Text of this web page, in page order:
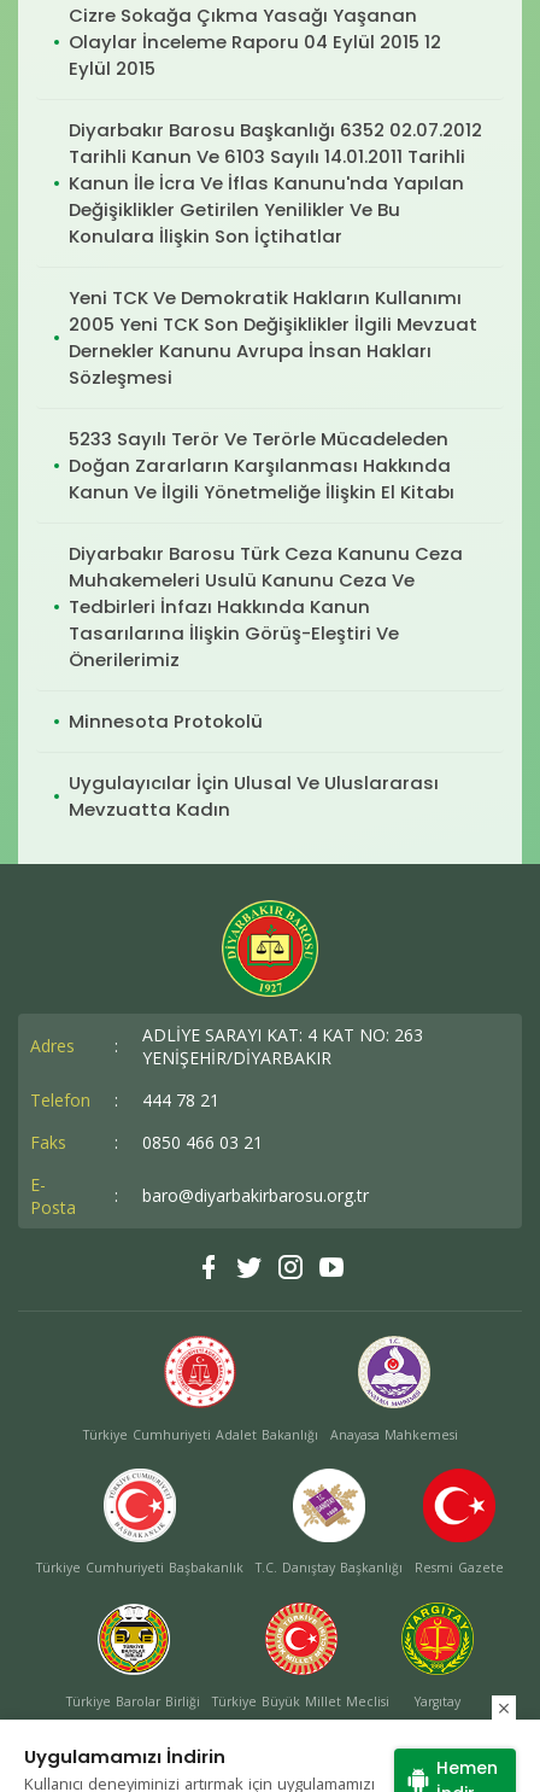
Uygulamamızı İndirin
Kullanıcı deneyiminizi artırmak için uygulamamızı
Hemen
Cizre Sokağa Çıkma Yasağı Yaşanan
Olaylar İnceleme Raporu 04 Eylül 2015 12
Eylül 2015
Diyarbakır Barosu Başkanlığı 6352 02.07.2012
Tarihli Kanun Ve 6103 Sayılı 14.01.2011 Tarihli
Kanun İle İcra Ve İflas Kanunu'nda Yapılan
Değişiklikler Getirilen Yenilikler Ve Bu
Konulara İlişkin Son İçtihatlar
Yeni TCK Ve Demokratik Hakların Kullanımı
2005 Yeni TCK Son Değişiklikler İlgili Mevzuat
Dernekler Kanunu Avrupa İnsan Hakları
Sözleşmesi
5233 Sayılı Terör Ve Terörle Mücadeleden
Doğan Zararların Karşılanması Hakkında
Kanun Ve İlgili Yönetmeliğe İlişkin El Kitabı
Diyarbakır Barosu Türk Ceza Kanunu Ceza
Muhakemeleri Usulü Kanunu Ceza Ve
Tedbirleri İnfazı Hakkında Kanun
Tasarılarına İlişkin Görüş-Eleştiri Ve
Önerilerimiz
Minnesota Protokolü
Uygulayıcılar İçin Ulusal Ve Uluslararası
Mevzuatta Kadın
Adres :
ADLİYE SARAYI KAT: 4 KAT NO: 263
YENİŞEHİR/DİYARBAKIR
Telefon
:
444 78 21
Faks
:
0850 466 03 21
E-
Posta
: baro@diyarbakirbarosu.org.tr
Türkiye Cumhuriyeti Adalet Bakanlığı Anayasa Mahkemesi
Türkiye Cumhuriyeti Başbakanlık T.C. Danıştay Başkanlığı Resmi Gazete
Türkiye Barolar Birliği Türkiye Büyük Millet Meclisi Yargıtay
Site Haritası